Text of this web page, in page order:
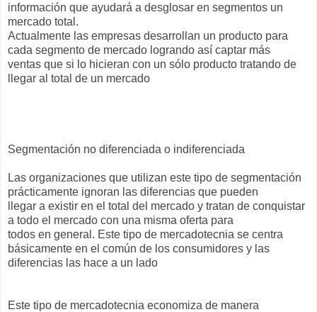
información que ayudará a desglosar en segmentos un
mercado total.
Actualmente las empresas desarrollan un producto para
cada segmento de mercado logrando así captar más
ventas que si lo hicieran con un sólo producto tratando de
llegar al total de un mercado
Segmentación no diferenciada o indiferenciada
Las organizaciones que utilizan este tipo de segmentación
prácticamente ignoran las diferencias que pueden
llegar a existir en el total del mercado y tratan de conquistar
a todo el mercado con una misma oferta para
todos en general. Este tipo de mercadotecnia se centra
básicamente en el común de los consumidores y las
diferencias las hace a un lado
Este tipo de mercadotecnia economiza de manera